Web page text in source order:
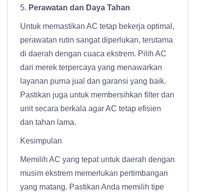
5. Perawatan dan Daya Tahan
Untuk memastikan AC tetap bekerja optimal,
perawatan rutin sangat diperlukan, terutama
di daerah dengan cuaca ekstrem. Pilih AC
dari merek terpercaya yang menawarkan
layanan purna jual dan garansi yang baik.
Pastikan juga untuk membersihkan filter dan
unit secara berkala agar AC tetap efisien
dan tahan lama.
Kesimpulan
Memilih AC yang tepat untuk daerah dengan
musim ekstrem memerlukan pertimbangan
yang matang. Pastikan Anda memilih tipe